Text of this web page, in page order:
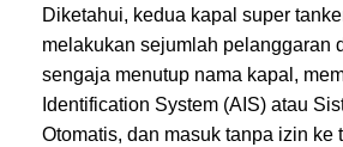
Diketahui, kedua kapal super
melakukan sejumlah pelanggaran
sengaja menutup nama kapal,
Identification System (AIS) atau
Otomatis, dan masuk tanpa izin ke